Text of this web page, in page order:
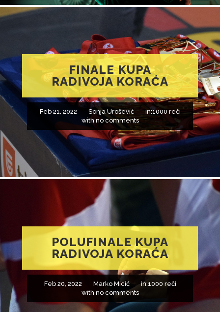
FINALE KUPA
RADIVOJA KORAĆA
Feb 21, 2022 Sonja Urošević in:1000 reči
with no comments
POLUFINALE KUPA
RADIVOJA KORAĆA
Feb 20, 2022 Marko Micić in:1000 reči
with no comments